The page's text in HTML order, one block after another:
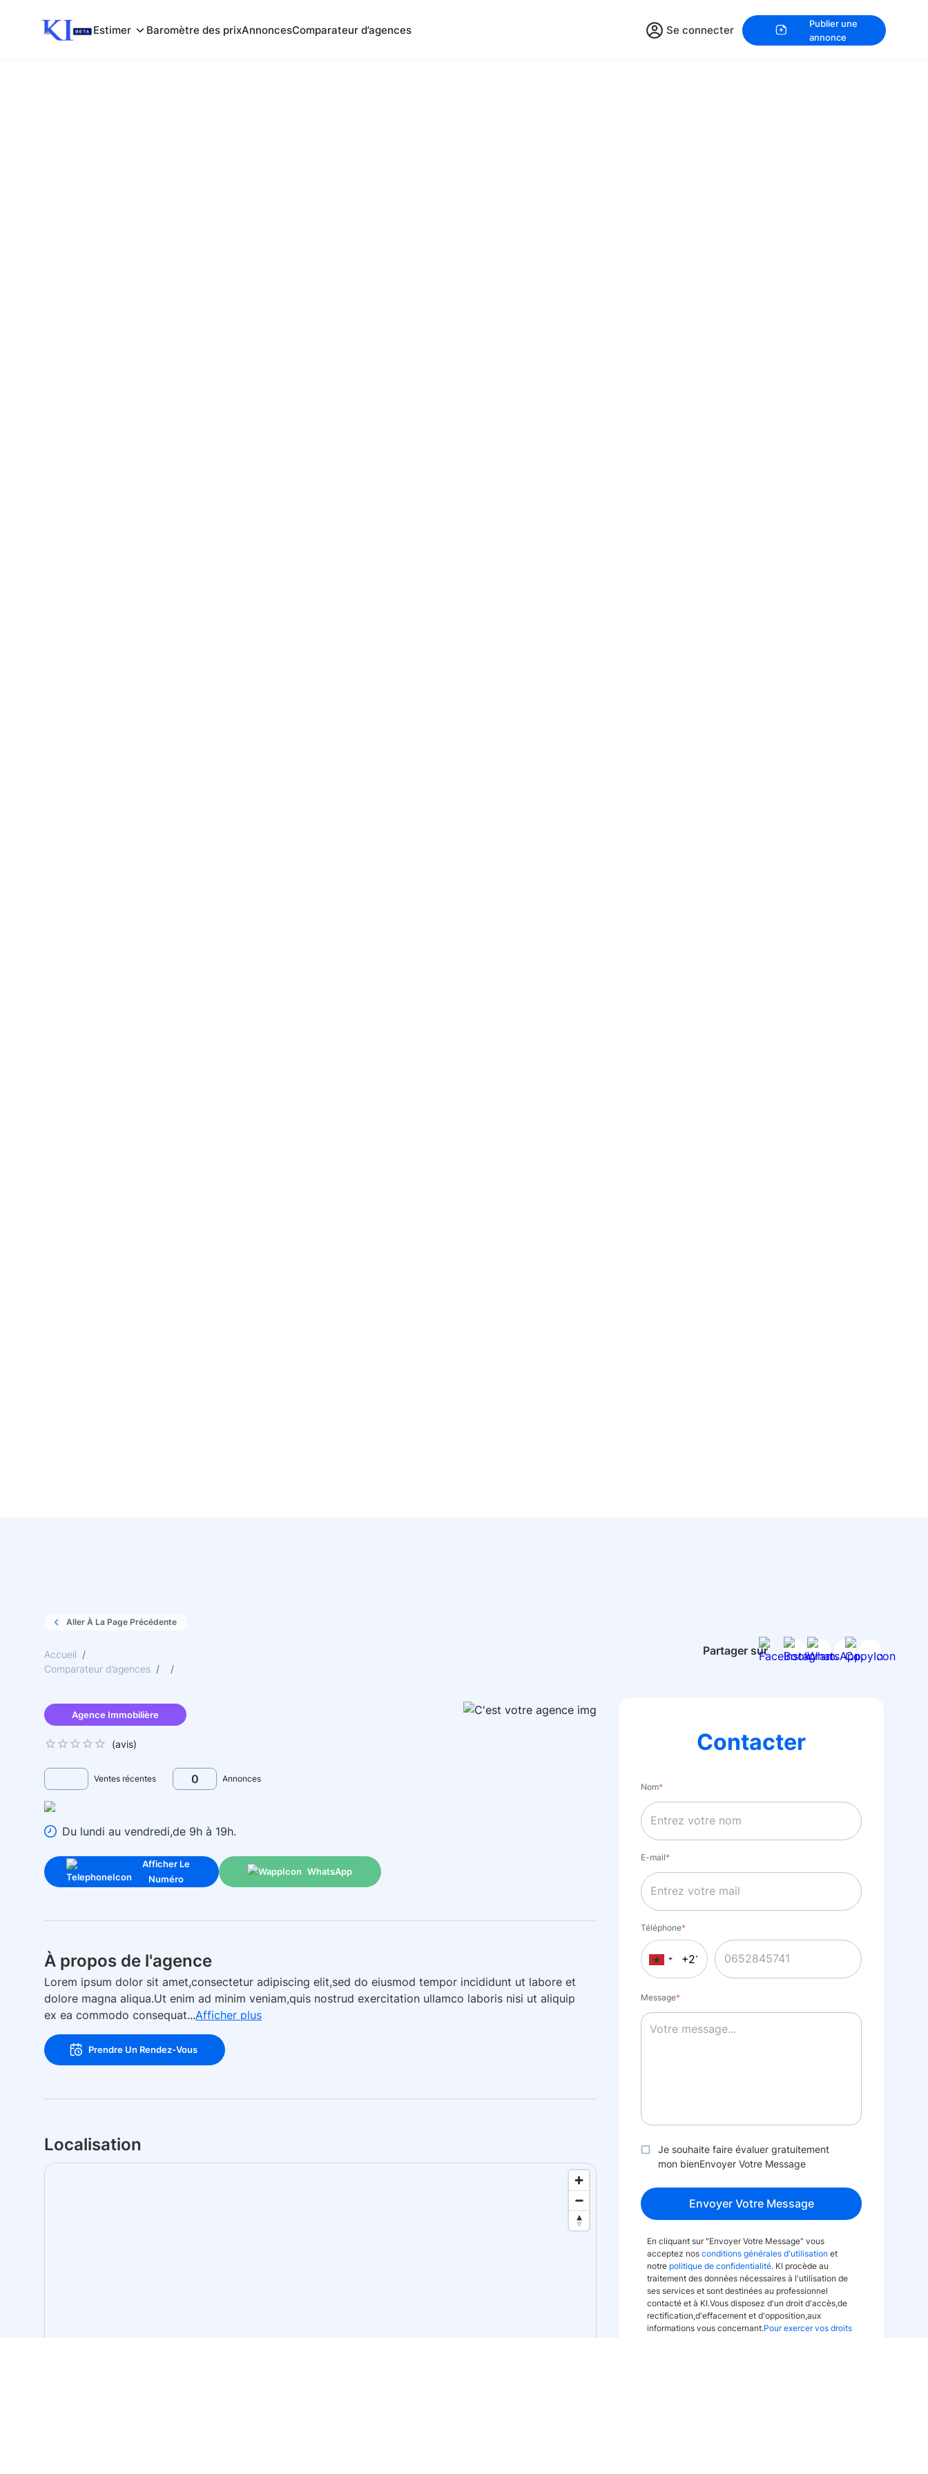
Estimer Baromètre des prixAnnoncesComparateur d’agences Se connecter
Publier une
annonce
Aller À La Page Précédente
Accueil /
Comparateur d’agences / /
Partager sur
Agence Immobilière
(avis)
Ventes récentes 0 Annonces
Du lundi au vendredi,de 9h à 19h.
Afficher Le
Numéro
WhatsApp
À propos de l'agence
Lorem ipsum dolor sit amet,consectetur adipiscing elit,sed do eiusmod tempor incididunt ut labore et
dolore magna aliqua.Ut enim ad minim veniam,quis nostrud exercitation ullamco laboris nisi ut aliquip
ex ea commodo consequat...Afficher plus
Prendre Un Rendez-Vous
Localisation
Contacter
Nom*
E-mail*
Téléphone*
Message*
Je souhaite faire évaluer gratuitement
mon bienEnvoyer Votre Message
Envoyer Votre Message
En cliquant sur "Envoyer Votre Message" vous
acceptez nos conditions générales d'utilisation et
notre politique de confidentialité. KI procède au
traitement des données nécessaires à l'utilisation de
ses services et sont destinées au professionnel
contacté et à KI.Vous disposez d'un droit d'accès,de
rectification,d'effacement et d'opposition,aux
informations vous concernant.Pour exercer vos droits